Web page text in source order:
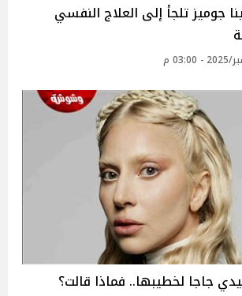
جوميز تلجأ إلى العلاج النفسي
جاجا لخطيبها.. فماذا قالت؟